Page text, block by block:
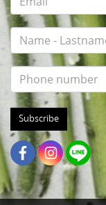
Subscribe